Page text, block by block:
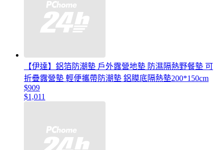
【伊達】鋁箔防潮墊 戶外露營地墊 防濕隔熱野餐墊 可
折疊露營墊 輕便攜帶防潮墊 鋁膜底隔熱墊200*150cm
$909
$1,011